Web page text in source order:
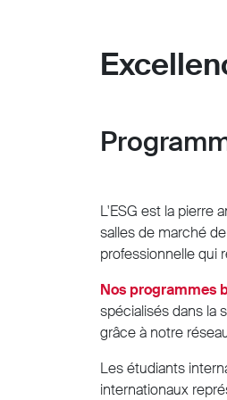
L'ESG est la pierre
salles de marché de
professionnelle qui
Nos programmes
spécialisés dans la
grâce à notre
Les étudiants
internationaux